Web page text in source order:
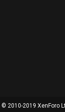
© 2010-2019 XenForo